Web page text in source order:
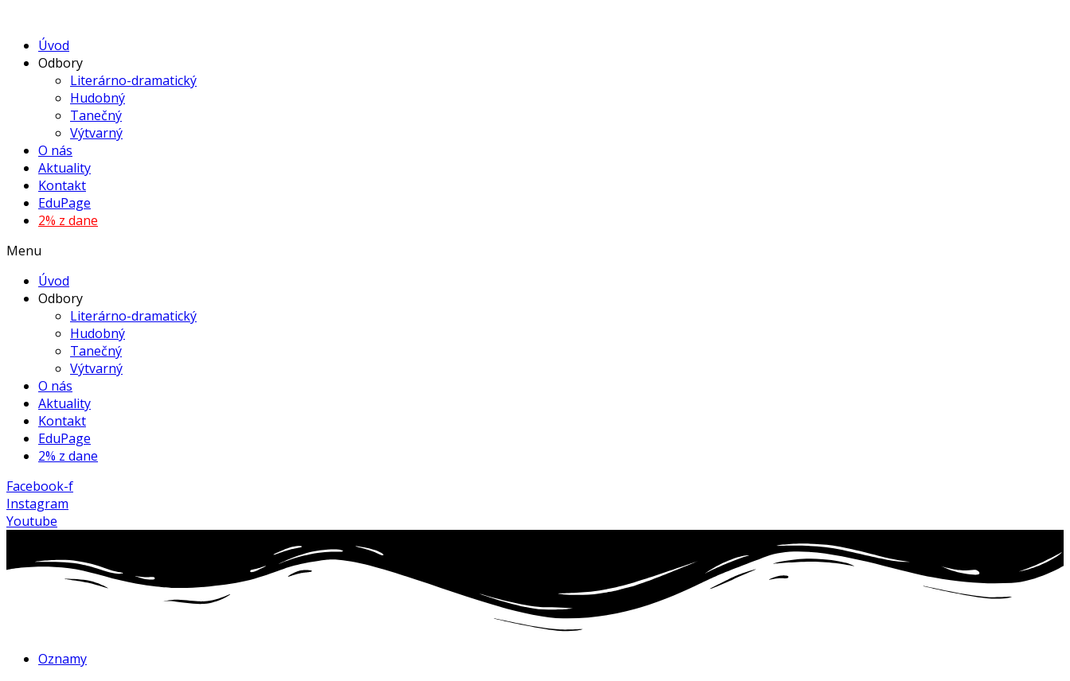
Úvod
Odbory
Literárno-dramatický
Hudobný
Tanečný
Výtvarný
O nás
Aktuality
Kontakt
EduPage
2% z dane
Menu
Úvod
Odbory
Literárno-dramatický
Hudobný
Tanečný
Výtvarný
O nás
Aktuality
Kontakt
EduPage
2% z dane
Facebook-f
Instagram
Youtube
Oznamy